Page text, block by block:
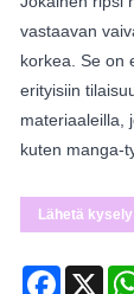
vastaavan
korkea. Se on
erityisiin
materiaaleilla,
kuten manga-
Lähetä kysely
Facebook
X